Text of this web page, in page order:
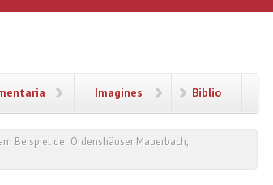
Imagines Biblio
Beispiel der Ordenshäuser Mauerbach,